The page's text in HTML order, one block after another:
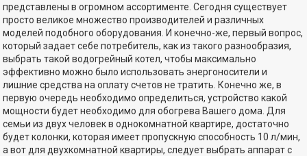
представлены в огромном ассортименте. Сегодня существует
просто великое множество производителей и различных
моделей подобного оборудования. И конечно-же, первый вопрос,
который задает себе потребитель, как из такого разнообразия,
выбрать такой водогрейный котел, чтобы максимально
эффективно можно было использовать энергоносители и
лишние средства на оплату счетов не тратить. Конечно же, в
первую очередь необходимо определиться, устройство какой
мощности будет необходимо для обогрева Вашего дома. Для
семьи из двух человек в однокомнатной квартире, достаточно
будет колонки, которая имеет пропускную способность 10 л/мин,
а вот для двухкомнатной квартиры, следует выбрать аппарат с